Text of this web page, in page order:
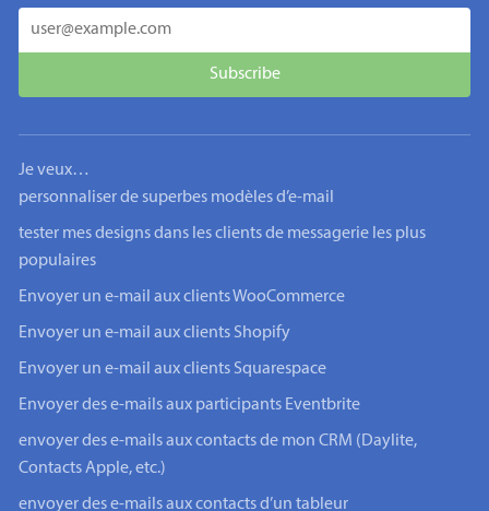
Je veux…
personnaliser de superbes modèles d’e-mail
tester mes designs dans les clients de messagerie les plus
populaires
Envoyer un e-mail aux clients WooCommerce
Envoyer un e-mail aux clients Shopify
Envoyer un e-mail aux clients Squarespace
Envoyer des e-mails aux participants Eventbrite
envoyer des e-mails aux contacts de mon CRM (Daylite,
Contacts Apple, etc.)
envoyer des e-mails aux contacts d’un tableur